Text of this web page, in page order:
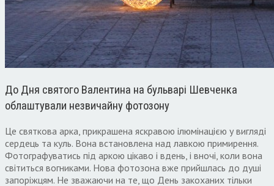
До Дня святого Валентина на бульварі Шевченка
облаштували незвичайну фотозону
Це святкова арка, прикрашена яскравою ілюмінацією у вигляді
сердець та куль. Вона встановлена над лавкою примирення.
Фотографуватись під аркою цікаво і вдень, і вночі, коли вона
світиться вогниками. Нова фотозона вже прийшлась до душі
запоріжцям. Не зважаючи на те, що День закоханих тільки